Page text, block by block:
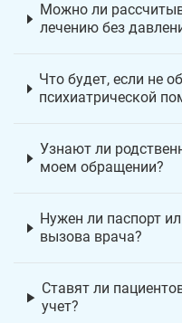
Можно ли
лечению без
Что будет, если не
психиатрической
Узнают ли
моем обращении?
Нужен ли паспорт
вызова врача?
Ставят ли
учет?